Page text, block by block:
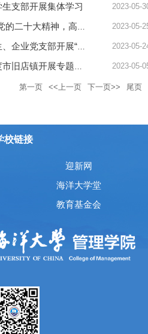
支部开展集体学习 2023-05-
2023-05-
2023-05-
2023-05-
第一页 <<上一页 下一页>> 尾页
校链接
迎新网
海洋大学堂
教育基金会